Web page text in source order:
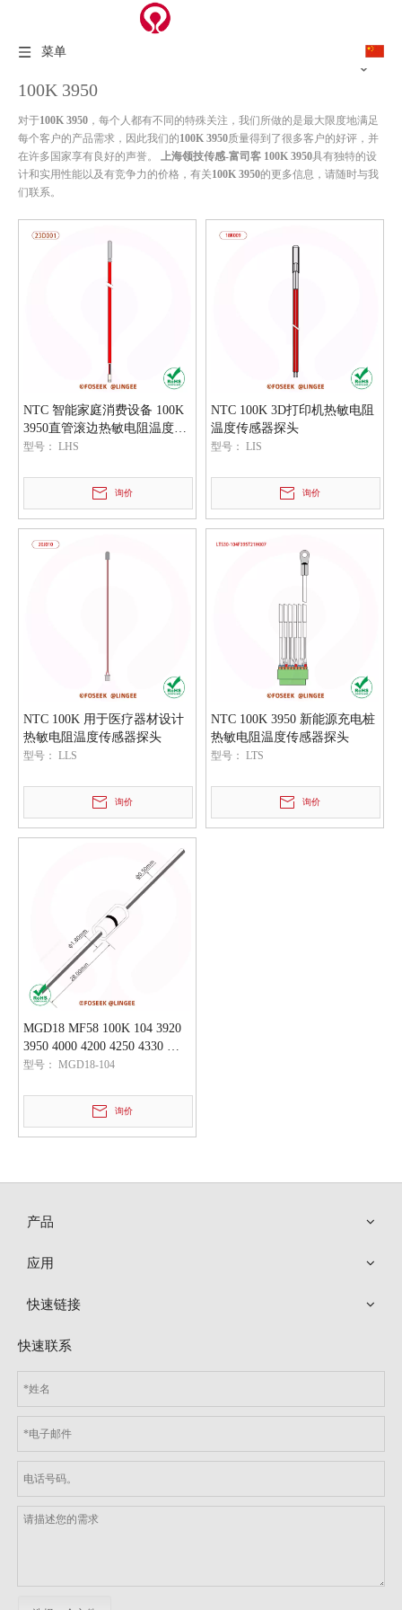
菜单
100K 3950
对于100K 3950 ，每个人都有不同的特殊关注，我们所做的是最大限度地满足
每个客户的产品需求，因此我们的100K 3950质量得到了很多客户的好评，并
在许多国家享有良好的声誉。 上海领技传感-富司客 100K 3950具有独特的设
计和实用性能以及有竞争力的价格，有关100K 3950的更多信息，请随时与我
们联系。
NTC 智能家庭消费设备 100K
3950直管滚边热敏电阻温度传
感器探头
型号： LHS
询价
NTC 100K 3D打印机热敏电阻
温度传感器探头
型号： LIS
询价
NTC 100K 用于医疗器材设计
热敏电阻温度传感器探头
型号： LLS
询价
NTC 100K 3950 新能源充电桩
热敏电阻温度传感器探头
型号： LTS
询价
MGD18 MF58 100K 104 3920
3950 4000 4200 4250 4330 玻
封二极管NTC热敏电阻温度传
型号： MGD18-104
询价
产品
应用
快速链接
快速联系